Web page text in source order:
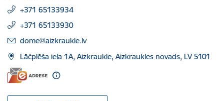
+371 65133934
+371 65133930
E-pasts:
dome@aizkraukle.lv
Lāčplēša iela 1A, Aizkraukle, Aizkraukles novads, LV 5101